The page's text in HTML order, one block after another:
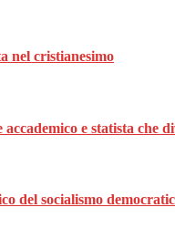
nel cristianesimo
e statista che
del socialismo